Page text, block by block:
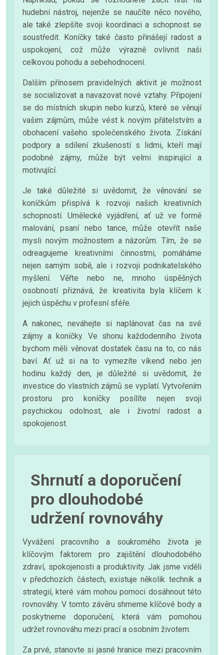
hudební nástroj, nejenže se naučíte něco nového,
ale také zlepšíte svoji koordinaci a schopnost se
soustředit. Koníčky také často přinášejí radost a
uspokojení, což může výrazně ovlivnit naši
celkovou pohodu a sebehodnocení.
Dalším přínosem pravidelných aktivit je možnost
se socializovat a navazovat nové vztahy. Připojení
se do místních skupin nebo kurzů, které se věnují
vašim zájmům, může vést k novým přátelstvím a
obohacení vašeho společenského života. Získání
podpory a sdílení zkušeností s lidmi, kteří mají
podobné zájmy, může být velmi inspirující a
motivující.
Je také důležité si uvědomit, že věnování se
koníčkům přispívá k rozvoji našich kreativních
schopností. Umělecké vyjádření, ať už ve formě
malování, psaní nebo tance, může otevřít naše
mysli novým možnostem a názorům. Tím, že se
odreagujeme kreativními činnostmi, pomáháme
nejen samým sobě, ale i rozvoji podnikatelského
myšlení. Věřte nebo ne, mnoho úspěšných
osobností přiznává, že kreativita byla klíčem k
jejich úspěchu v profesní sféře.
A nakonec, neváhejte si naplánovat čas na své
zájmy a koníčky. Ve shonu každodenního života
bychom měli věnovat dostatek času na to, co nás
baví. Ať už si na to vymezíte víkend nebo jen
hodinu každý den, je důležité si uvědomit, že
investice do vlastních zájmů se vyplatí. Vytvořením
prostoru pro koníčky posílíte nejen svoji
psychickou odolnost, ale i životní radost a
spokojenost.
Shrnutí a doporučení
pro dlouhodobé
udržení rovnováhy
Vyvážení pracovního a soukromého života je
klíčovým faktorem pro zajištění dlouhodobého
zdraví, spokojenosti a produktivity. Jak jsme viděli
v předchozích částech, existuje několik technik a
strategií, které vám mohou pomoci dosáhnout této
rovnováhy. V tomto závěru shrneme klíčové body a
poskytneme doporučení, která vám pomohou
udržet rovnováhu mezi prací a osobním životem.
Za prvé, stanovte si jasné hranice mezi pracovním